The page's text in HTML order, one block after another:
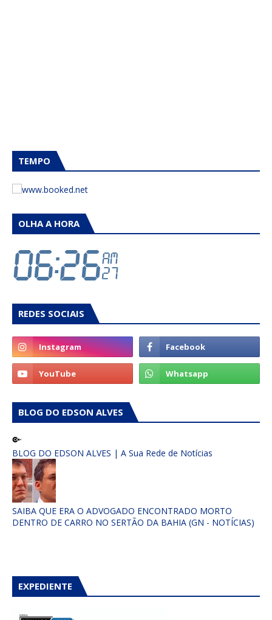
TEMPO
OLHA A HORA
REDES SOCIAIS
BLOG DO EDSON ALVES
BLOG DO EDSON ALVES | A Sua Rede de Notícias
SAIBA QUE ERA O ADVOGADO ENCONTRADO MORTO
DENTRO DE CARRO NO SERTÃO DA BAHIA (GN - NOTÍCIAS)
EXPEDIENTE